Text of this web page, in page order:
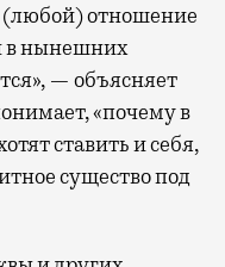
(любой) отношение
в нынешних
— объясняет
«почему в
ставить и себя,
существо под